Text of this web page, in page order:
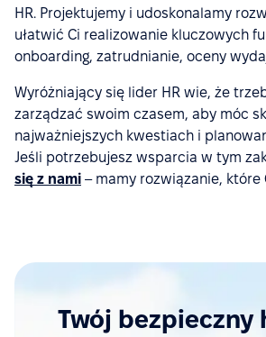
HR. Projektujemy i udoskonalamy
ułatwić Ci realizowanie kluczowych
onboarding, zatrudnianie, oceny
Wyróżniający się lider HR wie, że
zarządzać swoim czasem, aby móc
najważniejszych kwestiach i
Jeśli potrzebujesz wsparcia w tym
się z nami – mamy rozwiązanie, które
Twój bezpieczny